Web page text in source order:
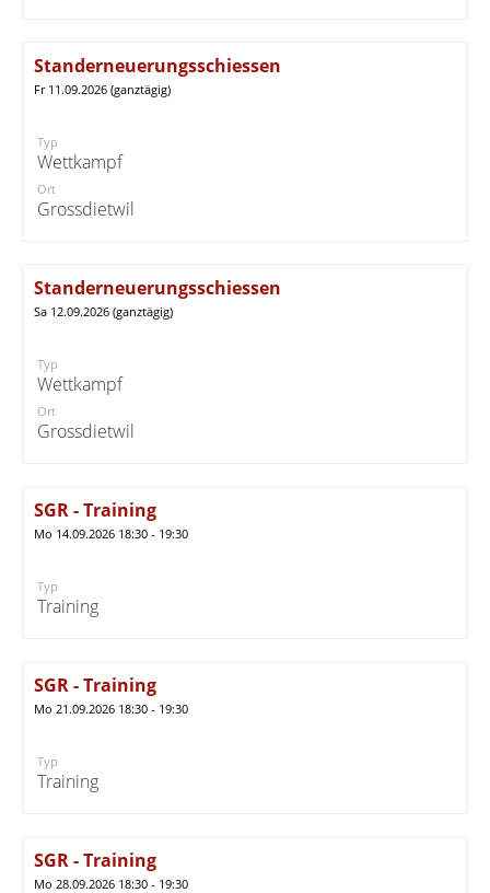
Standerneuerungsschiessen
Fr 11.09.2026 (ganztägig)
Typ
Wettkampf
Ort
Grossdietwil
Standerneuerungsschiessen
Sa 12.09.2026 (ganztägig)
Typ
Wettkampf
Ort
Grossdietwil
SGR - Training
Mo 14.09.2026 18:30 - 19:30
Typ
Training
SGR - Training
Mo 21.09.2026 18:30 - 19:30
Typ
Training
SGR - Training
Mo 28.09.2026 18:30 - 19:30